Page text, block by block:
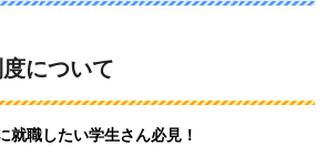
について
就職したい学生さん必見！